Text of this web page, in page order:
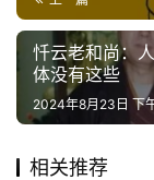
忏云老和尚：
体没有这些
2024年8月23日 下
相关推荐